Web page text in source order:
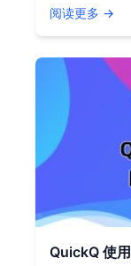
阅读更多 →
QuickQ 使